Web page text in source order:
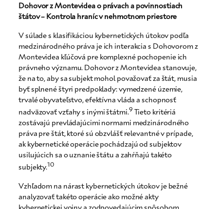
Dohovor z Montevidea o právach a povinnostiach
štátov – Kontrola hraníc v nehmotnom priestore
V súlade s klasifikáciou kybernetických útokov podľa
medzinárodného práva je ich interakcia s Dohovorom z
Montevidea kľúčová pre komplexné pochopenie ich
právneho významu. Dohovor z Montevidea stanovuje,
že na to, aby sa subjekt mohol považovať za štát, musia
byť splnené štyri predpoklady: vymedzené územie,
trvalé obyvateľstvo, efektívna vláda a schopnosť
nadväzovať vzťahy s inými štátmi.9 Tieto kritériá
zostávajú prevládajúcimi normami medzinárodného
práva pre štát, ktoré sú obzvlášť relevantné v prípade,
ak kybernetické operácie pochádzajú od subjektov
usilujúcich sa o uznanie štátu a zahŕňajú takéto
subjekty.10
Vzhľadom na nárast kybernetických útokov je bežné
analyzovať takéto operácie ako možné akty
kybernetickej vojny a zodpovedajúcim spôsobom